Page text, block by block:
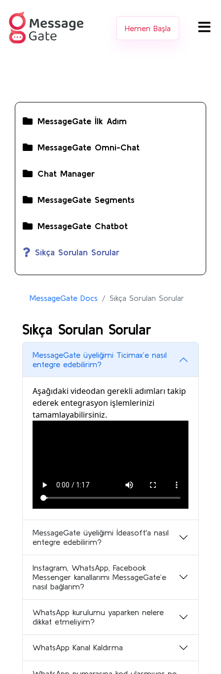
Hemen Başla
MessageGate İlk Adım
MessageGate Omni-Chat
Chat Manager
MessageGate Segments
MessageGate Chatbot
Sıkça Sorulan Sorular
MessageGate Docs Sıkça Sorulan Sorular
Sıkça Sorulan Sorular
MessageGate üyeliğimi Ticimax’e nasıl
entegre edebilirim?
Aşağıdaki videodan gerekli adımları takip
ederek entegrasyon işlemlerinizi
tamamlayabilirsiniz.
MessageGate üyeliğimi İdeasoft'a nasıl
entegre edebilirim?
Instagram, WhatsApp, Facebook
Messenger kanallarımı MessageGate’e
nasıl bağlarım?
WhatsApp kurulumu yaparken nelere
dikkat etmeliyim?
WhatsApp Kanal Kaldırma